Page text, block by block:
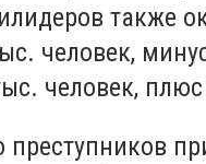
также
человек,
человек, плюс
преступников